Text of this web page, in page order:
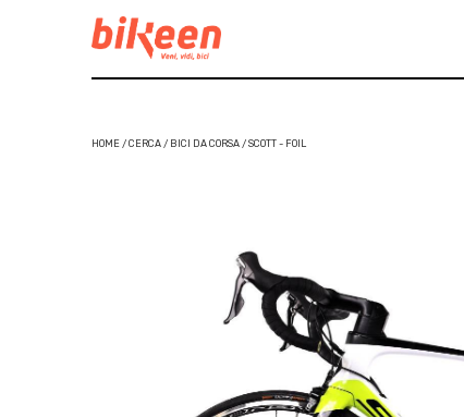
HOME / CERCA / BICI DA CORSA / SCOTT - FOIL